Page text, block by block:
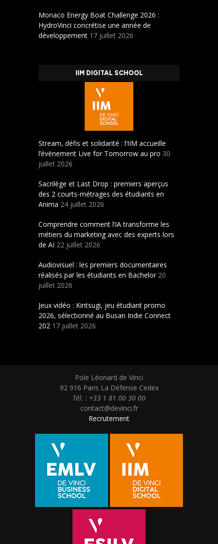
Monaco Energy Boat Challenge 2026 :
HydroVinci concrétise une année de
développement 17 juillet 2026
IIM DIGITAL SCHOOL
Stream, défis et solidarité : l’IIM accueille
l’évènement Live for Tomorrow au pro 30
juillet 2026
Sacrilège et Last Drop : premiers aperçus
des 2 courts-métrages des étudiants en
Anima 24 juillet 2026
Comprendre comment l’IA transforme les
métiers du marketing avec des experts lors
de AI 22 juillet 2026
Audiovisuel : les premiers documentaires
réalisés par les étudiants en Bachelor 20
juillet 2026
Jeux vidéo : Kintsugi, jeu étudiant promo
2026, sélectionné au Busan Indie Connect
202 17 juillet 2026
Pole Léonard de Vinci
92 916 Paris La Défense Cedex
Tél. : +33 1 81 00 30 00
contact@devinci.fr
Recrutement